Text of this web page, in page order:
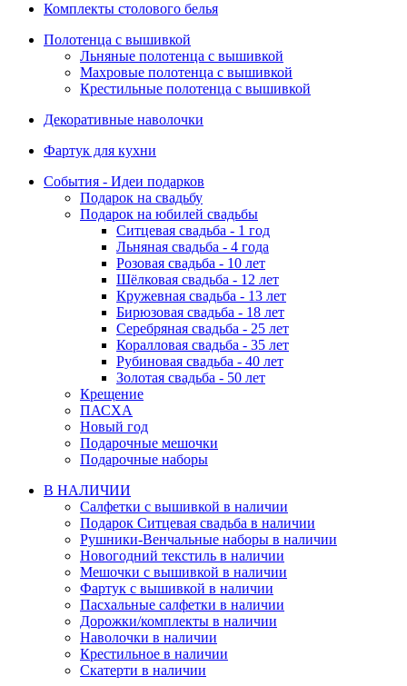
Комплекты столового белья
Полотенца с вышивкой
Льняные полотенца с вышивкой
Махровые полотенца с вышивкой
Крестильные полотенца с вышивкой
Декоративные наволочки
Фартук для кухни
События - Идеи подарков
Подарок на свадьбу
Подарок на юбилей свадьбы
Ситцевая свадьба - 1 год
Льняная свадьба - 4 года
Розовая свадьба - 10 лет
Шёлковая свадьба - 12 лет
Кружевная свадьба - 13 лет
Бирюзовая свадьба - 18 лет
Серебряная свадьба - 25 лет
Коралловая свадьба - 35 лет
Рубиновая свадьба - 40 лет
Золотая свадьба - 50 лет
Крещение
ПАСХА
Новый год
Подарочные мешочки
Подарочные наборы
В НАЛИЧИИ
Салфетки с вышивкой в наличии
Подарок Ситцевая свадьба в наличии
Рушники-Венчальные наборы в наличии
Новогодний текстиль в наличии
Мешочки с вышивкой в наличии
Фартук с вышивкой в наличии
Пасхальные салфетки в наличии
Дорожки/комплекты в наличии
Наволочки в наличии
Крестильное в наличии
Скатерти в наличии